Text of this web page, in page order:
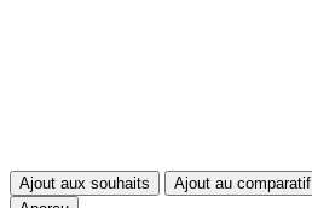
Ajout aux souhaits
Ajout au comparatif